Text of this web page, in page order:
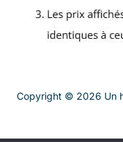
Copyright © 2026 Un